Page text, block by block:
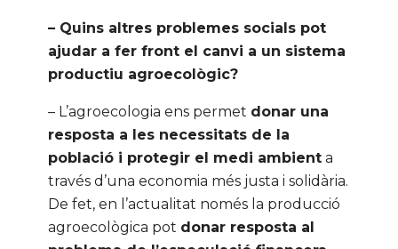
– Quins altres problemes socials pot
ajudar a fer front el canvi a un sistema
productiu agroecològic?
– L’agroecologia ens permet donar una
resposta a les necessitats de la
població i protegir el medi ambient a
través d’una economia més justa i solidària.
De fet, en l’actualitat només la producció
agroecològica pot donar resposta al